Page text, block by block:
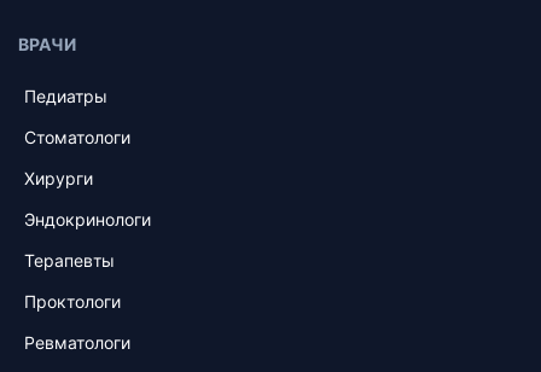
ВРАЧИ
Педиатры
Стоматологи
Хирурги
Эндокринологи
Терапевты
Проктологи
Ревматологи